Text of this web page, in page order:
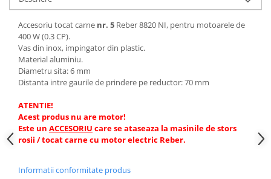
Sere si solarii
Plase si folii pentru gradinarit
Alte unelte de gradinarit
Echipamente de protectie pentru
gradina
Casti de protectie
Manusi de lucru
Ochelari de protectie
Electrice si Iluminat
Prize & Prelungitoare
Accesoriu tocat carne nr. 5 Reber 8820 NI, pentru motoarele de
400 W (0.3 CP).
Vas din inox, impingator din plastic.
Material aluminiu.
Diametru sita: 6 mm
Distanta intre gaurile de prindere pe reductor: 70 mm
ATENTIE!
Acest produs nu are motor!
Este un ACCESORIU care se ataseaza la masinile de stors
rosii / tocat carne cu motor electric Reber.
Informatii conformitate produs